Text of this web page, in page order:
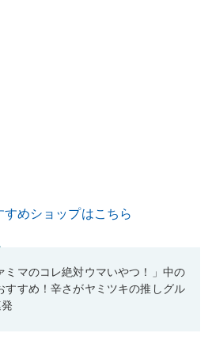
すめショップはこちら
ミマのコレ絶対ウマいやつ！」中の
すすめ！辛さがヤミツキの推しグル